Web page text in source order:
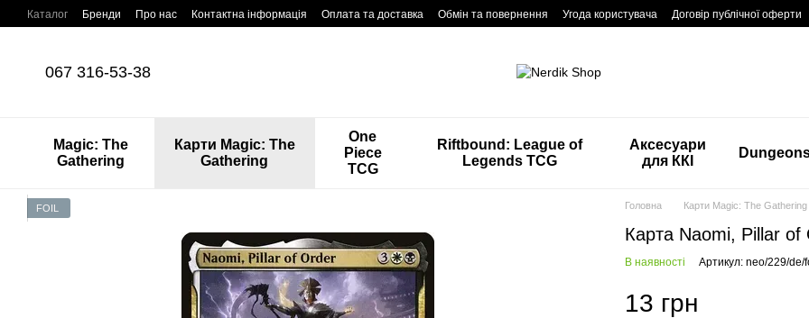
Перейти до основного контенту
Каталог Бренди Про нас Контактна інформація Оплата та доставка Обмін та повернення Угода користувача Договір публічної оферти
067 316-53-38
Magic: The
Gathering
Карти Magic: The
Gathering
One
Piece
TCG
Riftbound: League of
Legends TCG
Аксесуари
для ККІ
FOIL Головна Карти Magic: The Gathering
Карта Naomi, Pillar of
В наявності Артикул: neo/229/de/
13 грн